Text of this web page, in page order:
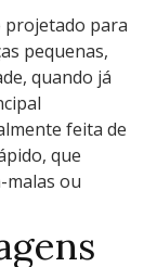
projetado para
pequenas,
quando já
feita de
que
ou